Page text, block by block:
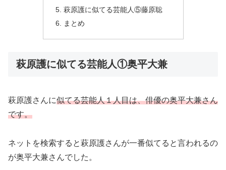
萩原護に似てる芸能人⑤藤原聡
まとめ
萩原護に似てる芸能人①奥平大兼
萩原護さんに似てる芸能人１人目は、俳優の奥平大兼さん
です。
ネットを検索すると萩原護さんが一番似てると言われるの
が奥平大兼さんでした。